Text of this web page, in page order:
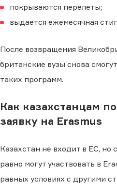
покрываются перелеты;
выдается ежемесячная
После возвращения
британские вузы снова
таких программ.
Как казахстанцам
заявку на Erasmus
Казахстан не входит в ЕС, но
равно могут участвовать в
равных условиях с другими